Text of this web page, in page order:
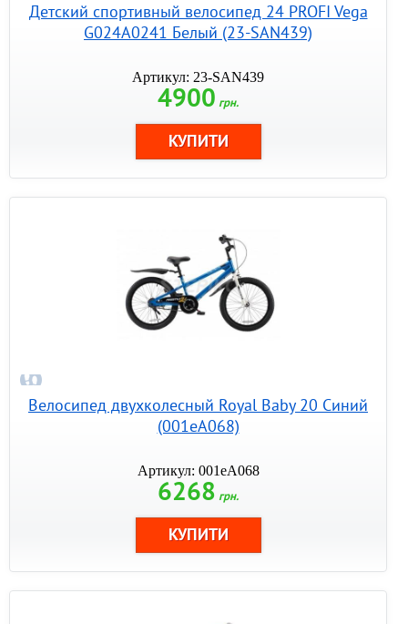
Детский спортивный велосипед 24 PROFI Vega
G024A0241 Белый (23-SAN439)
Артикул: 23-SAN439
4900 грн.
Велосипед двухколесный Royal Baby 20 Синий
(001еА068)
Артикул: 001еА068
6268 грн.